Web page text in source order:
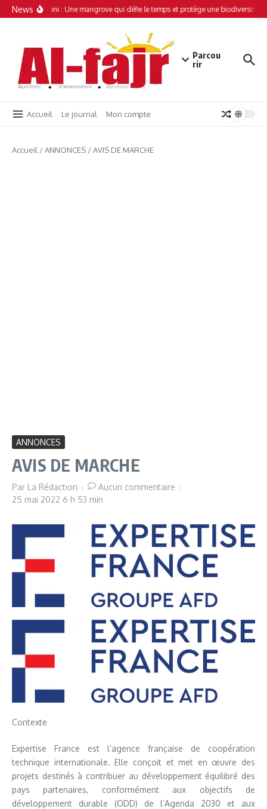
Aller au contenu
News
Simamboini : Une mangrove qui défie le temps et protège une biodiversité
Parcou
rir
Accueil Le journal Mon compte
Accueil /ANNONCES /AVIS DE MARCHE
ANNONCES
AVIS DE MARCHE
Par La Rédaction
Aucun commentaire
25 mai 2022 6 h 53 min
Contexte
Expertise France est l’agence française de coopération
technique internationale. Elle conçoit et met en œuvre des
projets destinés à contribuer au développement équilibré des
pays partenaires, conformément aux objectifs de
développement durable (ODD) de l’Agenda 2030 et aux